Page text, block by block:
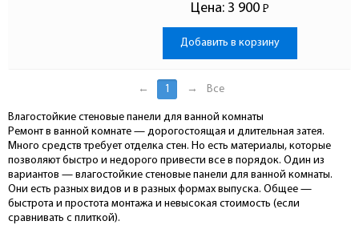
Цена: 3 900 Р
-
Добавить в корзину
← 1 → Все
Влагостойкие стеновые панели для ванной комнаты
Ремонт в ванной комнате — дорогостоящая и длительная затея.
Много средств требует отделка стен. Но есть материалы, которые
позволяют быстро и недорого привести все в порядок. Один из
вариантов — влагостойкие стеновые панели для ванной комнаты.
Они есть разных видов и в разных формах выпуска. Общее —
быстрота и простота монтажа и невысокая стоимость (если
сравнивать с плиткой).